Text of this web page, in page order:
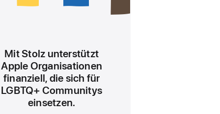
Mit Stolz unterstützt
Apple Organisationen
finanziell, die sich für
LGBTQ+ Communitys
einsetzen.